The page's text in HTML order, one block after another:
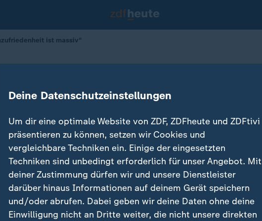
ist massiv“
ist massiv“
Deine Datenschutzeinstellungen
Um dir eine optimale Website von ZDF, ZDFheute und ZDFtivi
präsentieren zu können, setzen wir Cookies und
vergleichbare Techniken ein. Einige der eingesetzten
Techniken sind unbedingt erforderlich für unser Angebot. Mit
deiner Zustimmung dürfen wir und unsere Dienstleister
darüber hinaus Informationen auf deinem Gerät speichern
und/oder abrufen. Dabei geben wir deine Daten ohne deine
Einwilligung nicht an Dritte weiter, die nicht unsere direkten